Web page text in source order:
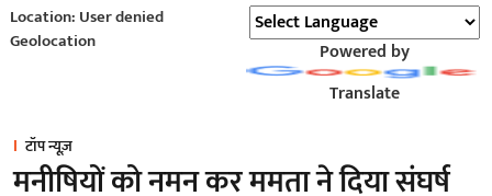
Location: User denied
Geolocation
Powered by
Translate
टॉप न्यूज़
मनीषियों को नमन कर ममता ने दिया संघर्ष